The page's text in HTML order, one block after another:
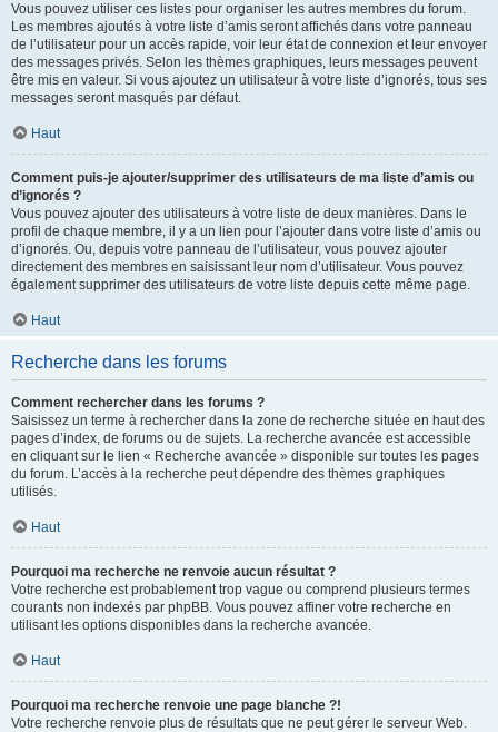
Vous pouvez utiliser ces listes pour organiser les autres membres du forum.
Les membres ajoutés à votre liste d’amis seront affichés dans votre panneau
de l’utilisateur pour un accès rapide, voir leur état de connexion et leur envoyer
des messages privés. Selon les thèmes graphiques, leurs messages peuvent
être mis en valeur. Si vous ajoutez un utilisateur à votre liste d’ignorés, tous ses
messages seront masqués par défaut.
Haut
Comment puis-je ajouter/supprimer des utilisateurs de ma liste d’amis ou
d’ignorés ?
Vous pouvez ajouter des utilisateurs à votre liste de deux manières. Dans le
profil de chaque membre, il y a un lien pour l’ajouter dans votre liste d’amis ou
d’ignorés. Ou, depuis votre panneau de l’utilisateur, vous pouvez ajouter
directement des membres en saisissant leur nom d’utilisateur. Vous pouvez
également supprimer des utilisateurs de votre liste depuis cette même page.
Haut
Recherche dans les forums
Comment rechercher dans les forums ?
Saisissez un terme à rechercher dans la zone de recherche située en haut des
pages d’index, de forums ou de sujets. La recherche avancée est accessible
en cliquant sur le lien « Recherche avancée » disponible sur toutes les pages
du forum. L’accès à la recherche peut dépendre des thèmes graphiques
utilisés.
Haut
Pourquoi ma recherche ne renvoie aucun résultat ?
Votre recherche est probablement trop vague ou comprend plusieurs termes
courants non indexés par phpBB. Vous pouvez affiner votre recherche en
utilisant les options disponibles dans la recherche avancée.
Haut
Pourquoi ma recherche renvoie une page blanche ?!
Votre recherche renvoie plus de résultats que ne peut gérer le serveur Web.